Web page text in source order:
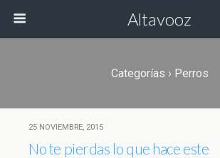
Altavooz
Categorías › Perros
25 NOVIEMBRE, 2015
No te pierdas lo que hace este